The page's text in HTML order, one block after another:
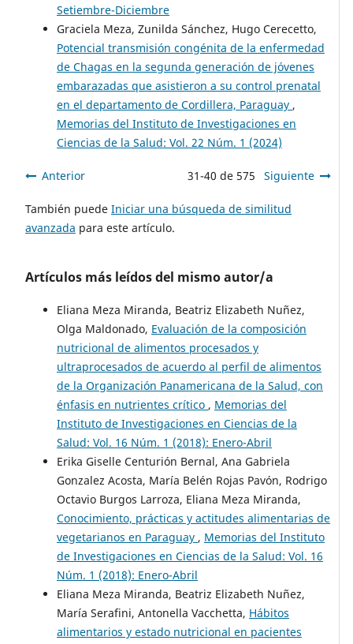
Setiembre-Diciembre
Graciela Meza, Zunilda Sánchez, Hugo Cerecetto,
Potencial transmisión congénita de la enfermedad
de Chagas en la segunda generación de jóvenes
embarazadas que asistieron a su control prenatal
en el departamento de Cordillera, Paraguay ,
Memorias del Instituto de Investigaciones en
Ciencias de la Salud: Vol. 22 Núm. 1 (2024)
Anterior 31-40 de 575 Siguiente
También puede Iniciar una búsqueda de similitud
avanzada para este artículo.
Artículos más leídos del mismo autor/a
Eliana Meza Miranda, Beatriz Elizabeth Nuñez,
Olga Maldonado, Evaluación de la composición
nutricional de alimentos procesados y
ultraprocesados de acuerdo al perfil de alimentos
de la Organización Panamericana de la Salud, con
énfasis en nutrientes crítico , Memorias del
Instituto de Investigaciones en Ciencias de la
Salud: Vol. 16 Núm. 1 (2018): Enero-Abril
Erika Giselle Centurión Bernal, Ana Gabriela
Gonzalez Acosta, María Belén Rojas Pavón, Rodrigo
Octavio Burgos Larroza, Eliana Meza Miranda,
Conocimiento, prácticas y actitudes alimentarias de
vegetarianos en Paraguay , Memorias del Instituto
de Investigaciones en Ciencias de la Salud: Vol. 16
Núm. 1 (2018): Enero-Abril
Eliana Meza Miranda, Beatriz Elizabeth Nuñez,
María Serafini, Antonella Vacchetta, Hábitos
alimentarios y estado nutricional en pacientes